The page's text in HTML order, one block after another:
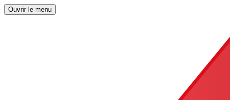
Ouvrir le menu